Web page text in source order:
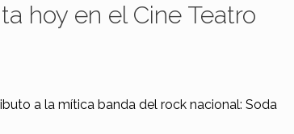
hoy en el Cine Teatro
a la mítica banda del rock nacional: Soda